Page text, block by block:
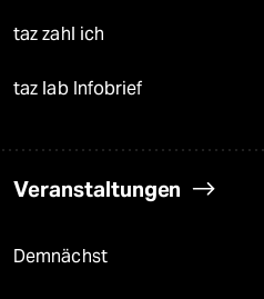
taz zahl ich
taz lab Infobrief
Veranstaltungen
Demnächst